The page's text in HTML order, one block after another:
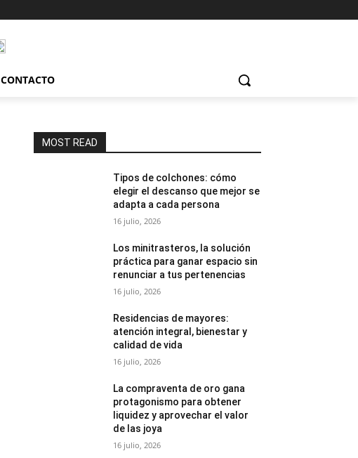
CONTACTO
MOST READ
Tipos de colchones: cómo
elegir el descanso que mejor se
adapta a cada persona
16 julio, 2026
Los minitrasteros, la solución
práctica para ganar espacio sin
renunciar a tus pertenencias
16 julio, 2026
Residencias de mayores:
atención integral, bienestar y
calidad de vida
16 julio, 2026
La compraventa de oro gana
protagonismo para obtener
liquidez y aprovechar el valor
de las joya
16 julio, 2026